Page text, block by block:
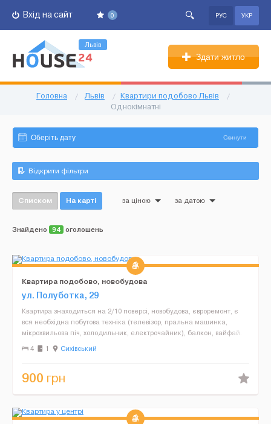
0
Вхід на сайт РУС УКР
Львів
Здати житло
Головна / Львів / Квартири подобово Львів
/
Однокімнатні
Скинути
Відкрити фільтри
Списком На карті за ціною за датою
Знайдено 94 оголошень
Квартира подобово, новобудова
ул. Полуботка, 29
Квартира знаходиться на 2/10 поверсі, новобудова, євроремонт, є
вся необхідна побутова техніка (телевізор, пральна машинка,
мікрохвильова піч, холодильник, електрочайник), балкон, вайфай.
В квартирі можуть розміститись до 4 ...
4 1 Сихівський
900 грн